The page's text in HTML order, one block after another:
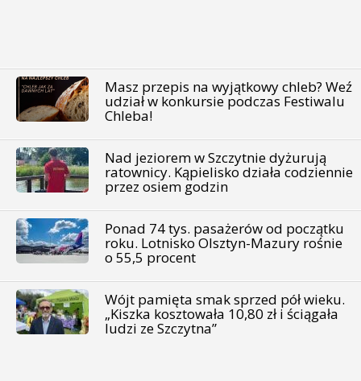
Masz przepis na wyjątkowy chleb? Weź
udział w konkursie podczas Festiwalu
Chleba!
Nad jeziorem w Szczytnie dyżurują
ratownicy. Kąpielisko działa codziennie
przez osiem godzin
Ponad 74 tys. pasażerów od początku
roku. Lotnisko Olsztyn-Mazury rośnie
o 55,5 procent
Wójt pamięta smak sprzed pół wieku.
„Kiszka kosztowała 10,80 zł i ściągała
ludzi ze Szczytna”